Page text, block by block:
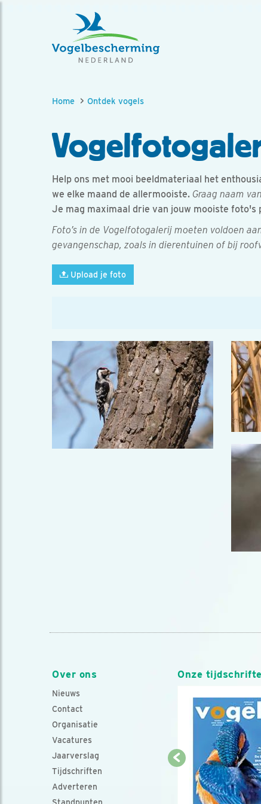
Home Ontdek vogels
Help ons met mooi beeldmateriaal het
we elke maand de allermooiste. Graag naam
Je mag maximaal drie van jouw mooiste foto's
Foto’s in de Vogelfotogalerij moeten voldoen
gevangenschap, zoals in dierentuinen of bij
Upload je foto
Over ons
Nieuws
Contact
Organisatie
Vacatures
Jaarverslag
Tijdschriften
Adverteren
Onze